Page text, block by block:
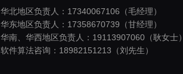
华北地区负责人：17340067106（毛经理）
华东地区负责人：17358670739（甘经理）
华南、华西地区负责人：19113907060（耿女士）
软件算法咨询：18982151213（刘先生）